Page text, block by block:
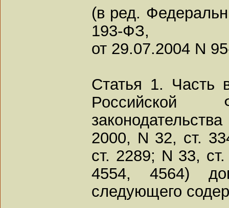
(в ред.
193-ФЗ,
от 29.07.2004 N
Статья 1. Часть
Российской
2000, N 32, ст.
ст. 2289; N 33,
4554, 4564)
следующего